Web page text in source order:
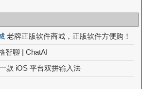
老牌正版软件商城，正版软件方便购！
智聊 | ChatAI
款 iOS 平台双拼输入法